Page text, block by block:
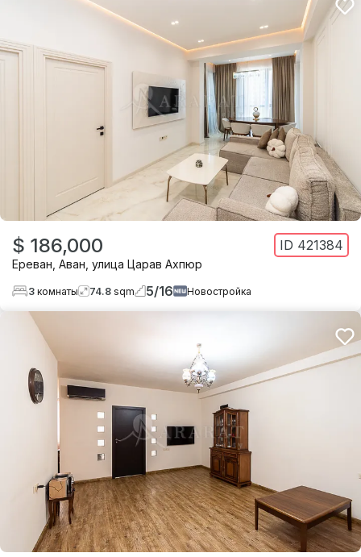
$ 186,000 ID 421384
Ереван Аван улица Царав Ахпюр
3 комнаты 74.8 sqm 5/16 Новостройка